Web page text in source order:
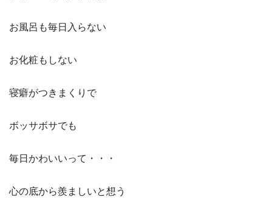
お風呂も毎日入らない
お化粧もしない
寝癖がつきまくりで
ボッサボサでも
毎日かわいいって・・・
心の底から羨ましいと想う